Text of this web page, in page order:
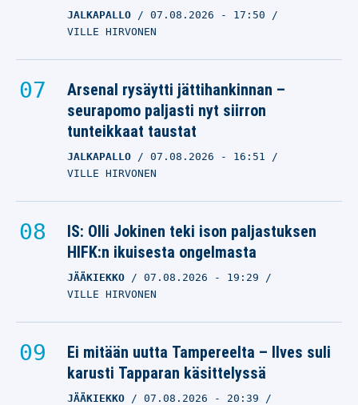
JALKAPALLO 07.08.2026 - 17:50
VILLE HIRVONEN
Arsenal rysäytti jättihankinnan –
seurapomo paljasti nyt siirron
tunteikkaat taustat
JALKAPALLO 07.08.2026 - 16:51
VILLE HIRVONEN
IS: Olli Jokinen teki ison paljastuksen
HIFK:n ikuisesta ongelmasta
JÄÄKIEKKO 07.08.2026 - 19:29
VILLE HIRVONEN
Ei mitään uutta Tampereelta – Ilves suli
karusti Tapparan käsittelyssä
JÄÄKIEKKO 07.08.2026 - 20:39